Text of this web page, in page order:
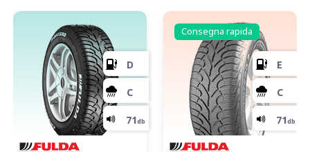
70db
Consegna rapida